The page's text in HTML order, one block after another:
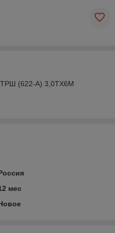
ТРШ (622-A) 3,0ТХ6М
мес